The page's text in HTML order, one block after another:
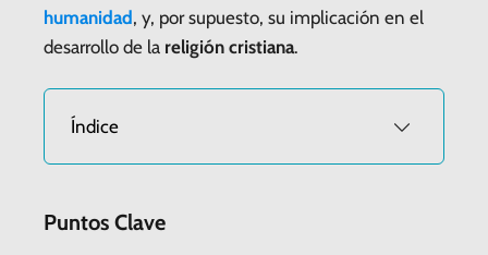
humanidad, y, por supuesto, su implicación en el
desarrollo de la religión cristiana.
Índice
Puntos Clave